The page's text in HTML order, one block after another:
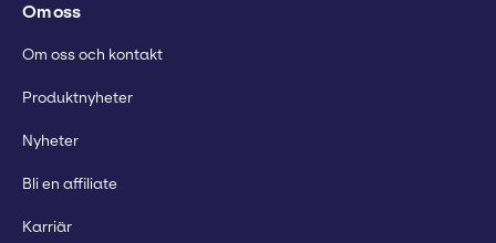
Om oss
Om oss och kontakt
Produktnyheter
Nyheter
Bli en affiliate
Karriär